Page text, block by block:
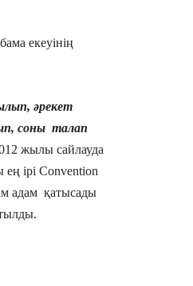
екеуінің
әрекет
соны талап
жылы сайлауда
ірі Convention
адам қатысады